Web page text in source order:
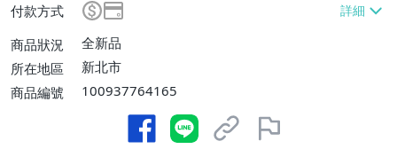
付款方式
商品狀況
全新品
所在地區
新北市
商品編號
100937764165